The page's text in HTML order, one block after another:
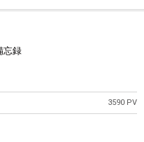
忘録
3590 PV